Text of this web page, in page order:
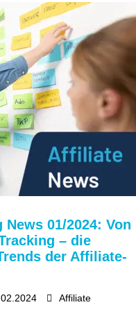
01/2024: Von
– die
der Affiliate-
Affiliate